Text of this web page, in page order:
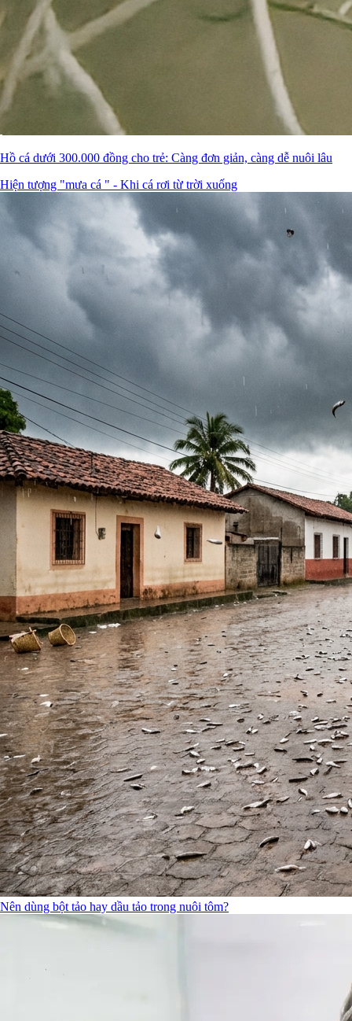
Hồ cá dưới 300.000 đồng cho trẻ: Càng đơn giản, càng dễ nuôi lâu
Hiện tượng "mưa cá " - Khi cá rơi từ trời xuống
Nên dùng bột tảo hay dầu tảo trong nuôi tôm?